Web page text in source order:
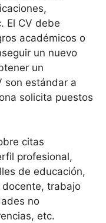
El CV debe
académicos o
un nuevo
un
son estándar a
solicita puestos
citas
profesional,
de educación,
docente, trabajo
no
etc.